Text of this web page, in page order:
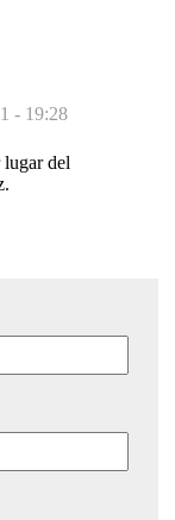
- 19:28
lugar del